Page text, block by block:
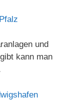
und
kann man